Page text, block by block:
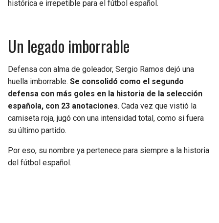
histórica e irrepetible para el fútbol español.
Un legado imborrable
Defensa con alma de goleador, Sergio Ramos dejó una
huella imborrable. Se consolidó como el segundo
defensa con más goles en la historia de la selección
española, con 23 anotaciones. Cada vez que vistió la
camiseta roja, jugó con una intensidad total, como si fuera
su último partido.
Por eso, su nombre ya pertenece para siempre a la historia
del fútbol español.